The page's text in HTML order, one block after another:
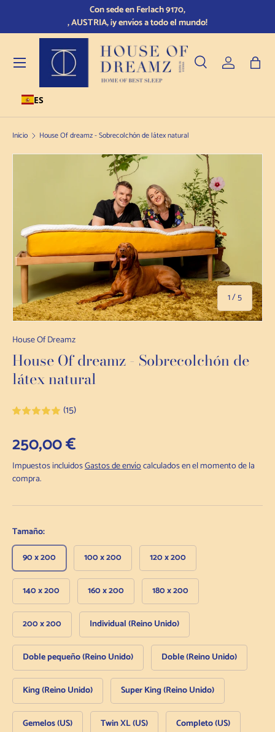
Ir al contenido
Con sede en Ferlach 9170,
, AUSTRIA, ¡y envíos a todo el mundo!
ES
Buscar en
Tipo de producto
Buscar enConectarse
Menú
Inicio House Of dreamz - Sobrecolchón de látex natural
Ir a la información sobre el producto
1/de
5
House Of Dreamz
House Of dreamz - Sobrecolchón de
látex natural
(15)
Precio habitual
250,00 €
Impuestos incluidosGastos de envíocalculados en el momento de la
compra.
Tamaño:
90 x 200
100 x 200 120 x 200
140 x 200 160 x 200 180 x 200
200 x 200 Individual (Reino Unido)
Doble pequeño (Reino Unido) Doble (Reino Unido)
King (Reino Unido) Super King (Reino Unido)
Gemelos (US) Twin XL (US) Completo (US)